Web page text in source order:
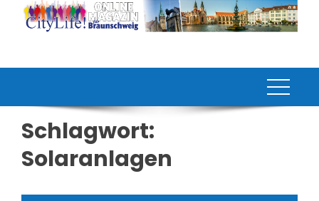
Schlagwort:
Solaranlagen